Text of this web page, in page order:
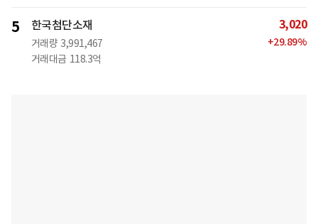
5 한국첨단소재
거래량 3,991,467
거래대금 118.3억
3,020
+29.89%